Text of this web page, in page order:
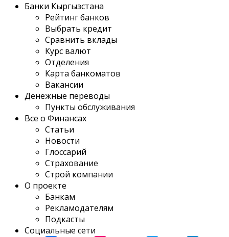
Банки Кыргызстана
Рейтинг банков
Выбрать кредит
Сравнить вклады
Курс валют
Отделения
Карта банкоматов
Вакансии
Денежные переводы
Пункты обслуживания
Все о Финансах
Статьи
Новости
Глоссарий
Страхование
Строй компании
О проекте
Банкам
Рекламодателям
Подкасты
Социальные сети